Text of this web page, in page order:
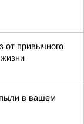
от привычного
в вашем